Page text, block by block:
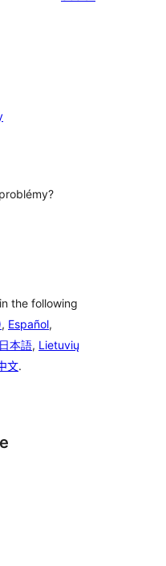
the following
, Español,
日本語, Lietuvių
文.